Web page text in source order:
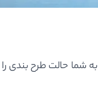
به شما حالت طرح بندی